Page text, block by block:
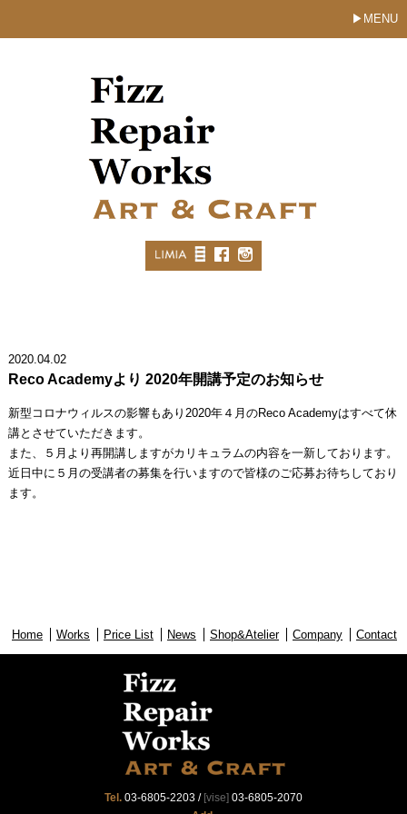
MENU
2020.04.02
Reco Academyより 2020年開講予定のお知らせ
新型コロナウィルスの影響もあり2020年４月のReco Academyはすべて休
講とさせていただきます。
また、５月より再開講しますがカリキュラムの内容を一新しております。
近日中に５月の受講者の募集を行いますので皆様のご応募お待ちしており
ます。
Home Works Price List News Shop&Atelier Company Contact
Tel. 03-6805-2203/ [vise] 03-6805-2070